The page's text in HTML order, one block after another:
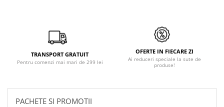
TRANSPORT GRATUIT
Pentru comenzi mai mari de 299 lei
OFERTE IN FIECARE ZI
Ai reduceri speciale la sute de
produse!
PACHETE SI PROMOTII